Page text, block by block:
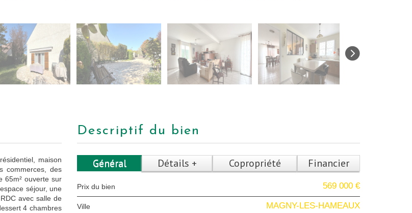
maison
commerces, des
65m² ouverte sur
séjour, une
avec salle de
4 chambres
descriptif du bien
Général Détails + Copropriété Financier
Prix du bien 569 000 €
Ville MAGNY-LES-HAMEAUX